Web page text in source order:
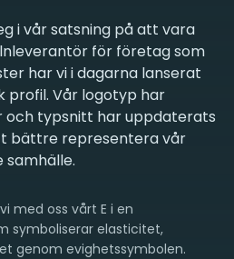
i vår satsning på att vara
för företag som
har vi i dagarna lanserat
profil. Vår logotyp har
och typsnitt har uppdaterats
bättre representera vår
samhälle.
med oss vårt E i en
symboliserar elasticitet,
genom evighetssymbolen.